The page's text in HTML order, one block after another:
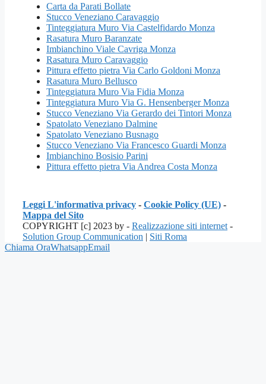
Carta da Parati Bollate
Stucco Veneziano Caravaggio
Tinteggiatura Muro Via Castelfidardo Monza
Rasatura Muro Baranzate
Imbianchino Viale Cavriga Monza
Rasatura Muro Caravaggio
Pittura effetto pietra Via Carlo Goldoni Monza
Rasatura Muro Bellusco
Tinteggiatura Muro Via Fidia Monza
Tinteggiatura Muro Via G. Hensenberger Monza
Stucco Veneziano Via Gerardo dei Tintori Monza
Spatolato Veneziano Dalmine
Spatolato Veneziano Busnago
Stucco Veneziano Via Francesco Guardi Monza
Imbianchino Bosisio Parini
Pittura effetto pietra Via Andrea Costa Monza
Leggi L'informativa privacy - Cookie Policy (UE) -
Mappa del Sito
COPYRIGHT [c] 2023 by - Realizzazione siti internet -
Solution Group Communication | Siti Roma
Chiama OraWhatsappEmail